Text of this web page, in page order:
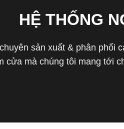
HỆ THỐNG
sản xuất & phân phối
cửa mà chúng tôi mang tới